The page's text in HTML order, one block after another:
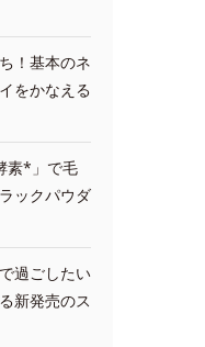
！基本のネ
をかなえる
素*」で毛
ックパウダ
過ごしたい
新発売のス